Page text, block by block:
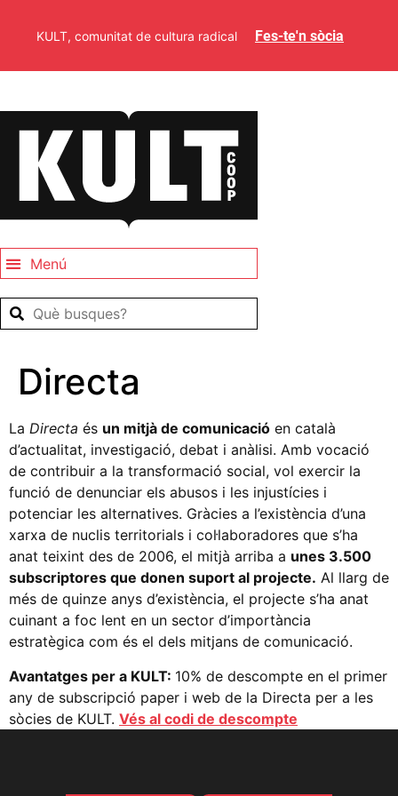
KULT, comunitat de cultura radical Fes-te'n sòcia
Directa
La Directa és un mitjà de comunicació en català
d’actualitat, investigació, debat i anàlisi. Amb vocació
de contribuir a la transformació social, vol exercir la
funció de denunciar els abusos i les injustícies i
potenciar les alternatives. Gràcies a l’existència d’una
xarxa de nuclis territorials i col·laboradores que s’ha
anat teixint des de 2006, el mitjà arriba a unes 3.500
subscriptores que donen suport al projecte. Al llarg de
més de quinze anys d’existència, el projecte s’ha anat
cuinant a foc lent en un sector d’importància
estratègica com és el dels mitjans de comunicació.
Avantatges per a KULT: 10% de descompte en el primer
any de subscripció paper i web de la Directa per a les
sòcies de KULT. Vés al codi de descompte